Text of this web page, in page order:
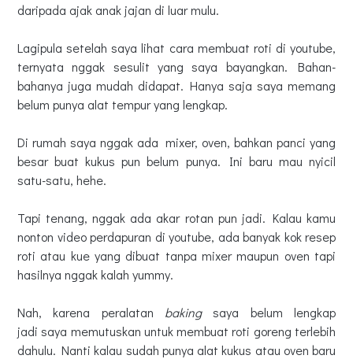
daripada ajak anak jajan di luar mulu.
Lagipula setelah saya lihat cara membuat roti di youtube,
ternyata nggak sesulit yang saya bayangkan. Bahan-
bahanya juga mudah didapat. Hanya saja saya memang
belum punya alat tempur yang lengkap.
Di rumah saya nggak ada mixer, oven, bahkan panci yang
besar buat kukus pun belum punya. Ini baru mau nyicil
satu-satu, hehe.
Tapi tenang, nggak ada akar rotan pun jadi. Kalau kamu
nonton video perdapuran di youtube, ada banyak kok resep
roti atau kue yang dibuat tanpa mixer maupun oven tapi
hasilnya nggak kalah yummy.
Nah, karena peralatan bakingsaya belum lengkap
jadi saya memutuskan untuk membuat roti goreng terlebih
dahulu. Nanti kalau sudah punya alat kukus atau oven baru